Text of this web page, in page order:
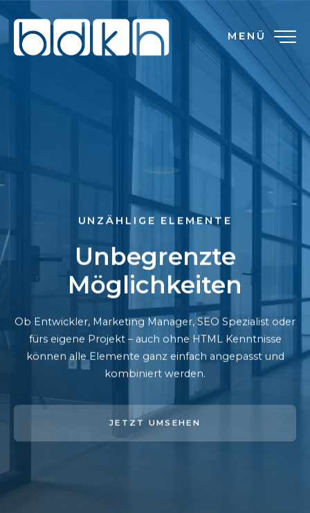
MENÜ
UNZÄHLIGE ELEMENTE
Unbegrenzte
Möglichkeiten
Ob Entwickler, Marketing Manager, SEO Spezialist oder
fürs eigene Projekt – auch ohne HTML Kenntnisse
können alle Elemente ganz einfach angepasst und
kombiniert werden.
JETZT UMSEHEN